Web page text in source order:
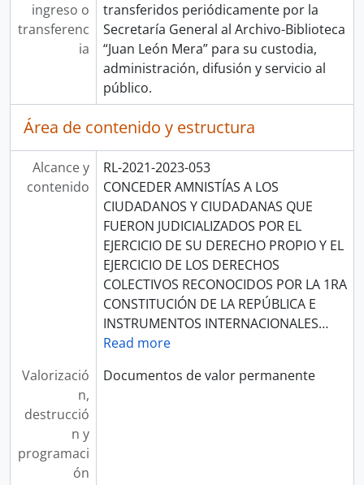
ingreso o
transferenc
ia
transferidos periódicamente por la
Secretaría General al Archivo-Biblioteca
“Juan León Mera” para su custodia,
administración, difusión y servicio al
público.
Área de contenido y estructura
Alcance y
contenido
RL-2021-2023-053
CONCEDER AMNISTÍAS A LOS
CIUDADANOS Y CIUDADANAS QUE
FUERON JUDICIALIZADOS POR EL
EJERCICIO DE SU DERECHO PROPIO Y EL
EJERCICIO DE LOS DERECHOS
COLECTIVOS RECONOCIDOS POR LA 1RA
CONSTITUCIÓN DE LA REPÚBLICA E
INSTRUMENTOS INTERNACIONALES…
Read more
Valorizació
n,
destrucció
n y
programaci
ón
Documentos de valor permanente